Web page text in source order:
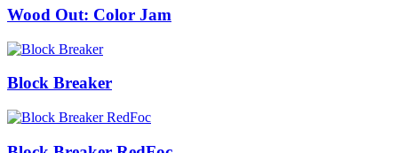
Wood Out: Color Jam
Block Breaker